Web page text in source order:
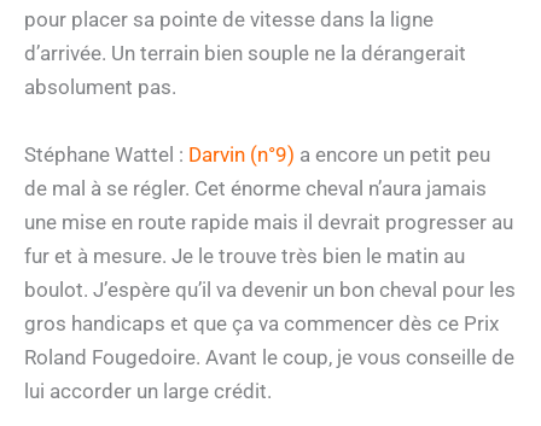
pour placer sa pointe de vitesse dans la ligne
d’arrivée. Un terrain bien souple ne la dérangerait
absolument pas.
Stéphane Wattel : Darvin (n°9) a encore un petit peu
de mal à se régler. Cet énorme cheval n’aura jamais
une mise en route rapide mais il devrait progresser au
fur et à mesure. Je le trouve très bien le matin au
boulot. J’espère qu’il va devenir un bon cheval pour les
gros handicaps et que ça va commencer dès ce Prix
Roland Fougedoire. Avant le coup, je vous conseille de
lui accorder un large crédit.